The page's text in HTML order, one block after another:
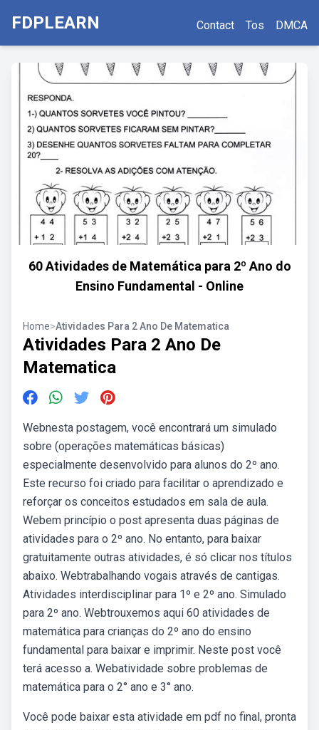
FDPLEARN Contact Tos DMCA
60 Atividades de Matemática para 2º Ano do
Ensino Fundamental - Online
Home>Atividades Para 2 Ano De Matematica
Atividades Para 2 Ano De
Matematica
Webnesta postagem, você encontrará um simulado
sobre (operações matemáticas básicas)
especialmente desenvolvido para alunos do 2º ano.
Este recurso foi criado para facilitar o aprendizado e
reforçar os conceitos estudados em sala de aula.
Webem princípio o post apresenta duas páginas de
atividades para o 2º ano. No entanto, para baixar
gratuitamente outras atividades, é só clicar nos títulos
abaixo. Webtrabalhando vogais através de cantigas.
Atividades interdisciplinar para 1º e 2º ano. Simulado
para 2º ano. Webtrouxemos aqui 60 atividades de
matemática para crianças do 2º ano do ensino
fundamental para baixar e imprimir. Neste post você
terá acesso a. Webatividade sobre problemas de
matemática para o 2° ano e 3° ano.
Você pode baixar esta atividade em pdf no final, pronta